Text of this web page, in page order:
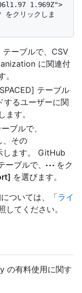
1.969Z">
クリックしま
ーブルで、CSV
に関連付
テーブル
するユーザーに関
ます。
ブルで、
、その
ます。 GitHub
ブルで、
をク
を選びます。
ついては、「ライ
してください。
の有料使用に関す